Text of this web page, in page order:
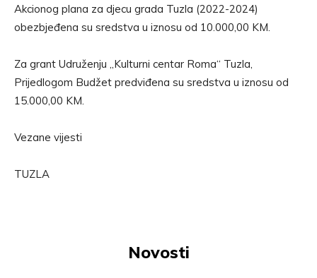
Akcionog plana za djecu grada Tuzla (2022-2024)
obezbjeđena su sredstva u iznosu od 10.000,00 KM.
Za grant Udruženju „Kulturni centar Roma“ Tuzla,
Prijedlogom Budžet predviđena su sredstva u iznosu od
15.000,00 KM.
Vezane vijesti
TUZLA
Novosti